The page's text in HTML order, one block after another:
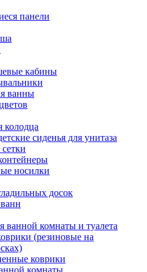
панели
кабины
ванны
сиденья для унитаза
носилки
досок
ванной комнаты и туалета
(резиновые на
коврики
комнаты